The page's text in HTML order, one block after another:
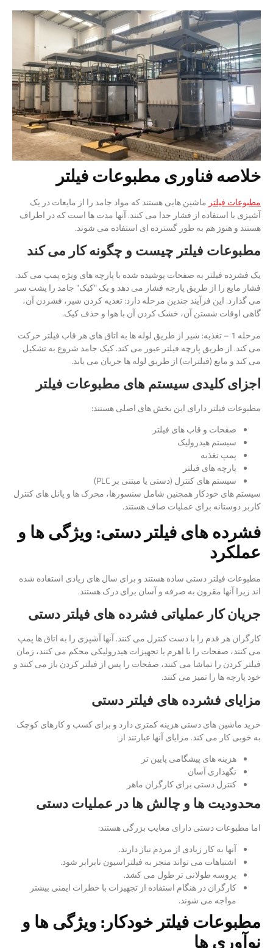
خلاصه فناوری مطبوعات فیلتر
مطبوعات فیلتر ماشین هایی هستند که مواد جامد را از مایعات در یک
آشپزی با استفاده از فشار جدا می کنند. آنها مدت ها است که در اطراف
هستند و هنوز هم به طور گسترده ای استفاده می شوند.
مطبوعات فیلتر چیست و چگونه کار می کند
یک فشرده فیلتر به صفحات پوشیده شده با پارچه های ویژه پمپ می کند.
فشار مایع را از طریق پارچه فشار می دهد و یک "کیک" جامد را پشت سر
می گذارد. این فرآیند چندین مرحله دارد: تغذیه کردن شیر، فشردن آن،
گاهی اوقات شستن آن، خشک کردن آن با هوا و حذف کیک.
مرحله 1 – تغذیه: شیر از طریق لوله ها به اتاق های هر قاب فیلتر حرکت
می کند. از طریق پارچه فیلتر عبور می کند. کیک جامد شروع به تشکیل
می کند و مایع (فیلترات) از طریق لوله ها جریان می یابد.
اجزای کلیدی سیستم های مطبوعات فیلتر
مطبوعات فیلتر دارای این بخش های اصلی هستند:
صفحات و قاب های فیلتر
سیستم هیدرولیک
پمپ تغذیه
پارچه های فیلتر
سیستم های کنترل (دستی یا مبتنی بر PLC)
سیستم های خودکار همچنین شامل سنسورها، محرک ها و پانل های کنترل
کاربر دوستانه برای عملیات صاف هستند.
فشرده های فیلتر دستی: ویژگی ها و
عملکرد
مطبوعات فیلتر دستی ساده هستند و برای سال های زیادی استفاده شده
اند زیرا آنها مقرون به صرفه و آسان برای درک هستند.
جریان کار عملیاتی فشرده های فیلتر دستی
کارگران هر قدم را با دست کنترل می کنند. آنها آشپزی را به اتاق ها پمپ
می کنند، صفحات را با اهرم یا تجهیزات هیدرولیکی محکم می کنند، زمان
فیلتر کردن را تماشا می کنند، صفحات را پس از فیلتر کردن باز می کنند و
خود پارچه ها را تمیز می کنند.
مزایای فشرده های فیلتر دستی
خرید ماشین های دستی هزینه کمتری دارد و برای کسب و کارهای کوچک
به خوبی کار می کند. مزایای آنها عبارتند از:
هزینه های پیشگامی پایین تر
نگهداری آسان
کنترل دستی برای کارگران ماهر
محدودیت ها و چالش ها در عملیات دستی
اما مطبوعات دستی دارای معایب بزرگی هستند:
آنها به کار زیادی از مردم نیاز دارند.
اشتباهات می تواند منجر به فیلتراسیون نابرابر شود.
پروسه طولانی تر طول می کشد.
کارگران در هنگام استفاده از تجهیزات با خطرات ایمنی بیشتر
مواجه می شوند.
مطبوعات فیلتر خودکار: ویژگی ها و
نوآوری ها